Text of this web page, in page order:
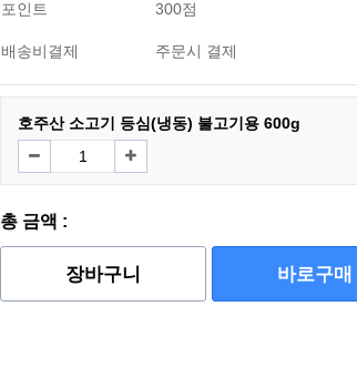
포인트 300점
배송비결제 주문시 결제
호주산 소고기 등심(냉동) 불고기용 600g
총 금액 :
장바구니 바로구매